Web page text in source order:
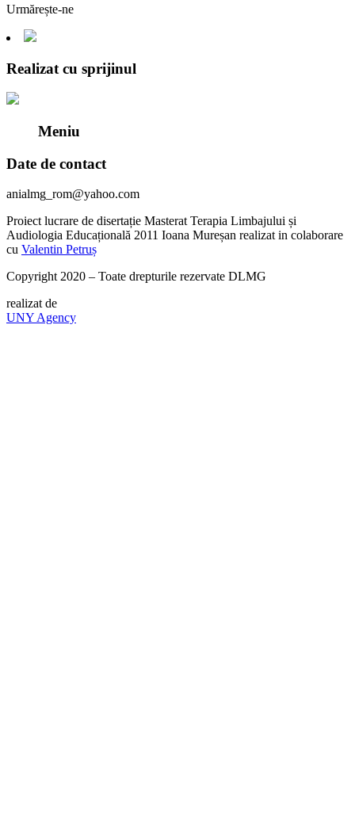
Urmărește-ne
Realizat cu sprijinul
Meniu
Date de contact
anialmg_rom@yahoo.com
Proiect lucrare de disertație Masterat Terapia Limbajului și
Audiologia Educațională 2011 Ioana Mureșan realizat in colaborare
cu Valentin Petruș
Copyright 2020 – Toate drepturile rezervate DLMG
realizat de
UNY Agency